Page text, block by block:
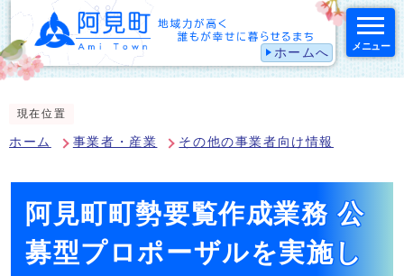
ホームへ メニュー
現在位置
ホーム 事業者・産業 その他の事業者向け情報
阿見町町勢要覧作成業務 公
募型プロポーザルを実施し